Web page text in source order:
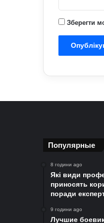
Зберегти
Популярные
8 години ago
Які види
приносять
поради
9 години ago
Лучшие